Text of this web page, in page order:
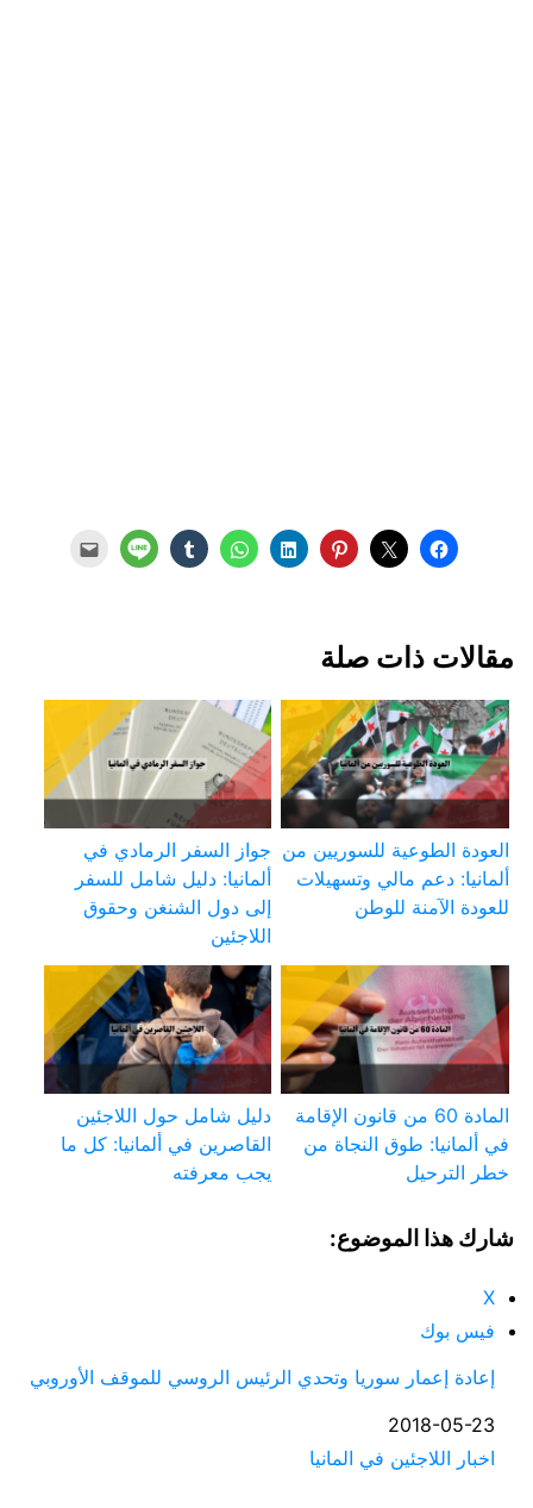
مقالات ذات صلة
العودة الطوعية للسوريين من
ألمانيا: دعم مالي وتسهيلات
للعودة الآمنة للوطن
جواز السفر الرمادي في
ألمانيا: دليل شامل للسفر
إلى دول الشنغن وحقوق
اللاجئين
المادة 60 من قانون الإقامة
في ألمانيا: طوق النجاة من
خطر الترحيل
دليل شامل حول اللاجئين
القاصرين في ألمانيا: كل ما
يجب معرفته
شارك هذا الموضوع:
X
فيس بوك
إعادة إعمار سوريا وتحدي الرئيس الروسي للموقف الأوروبي
التاريخ
2018-05-23
في ما يتعلق بما يأتي
اخبار اللاجئين في المانيا